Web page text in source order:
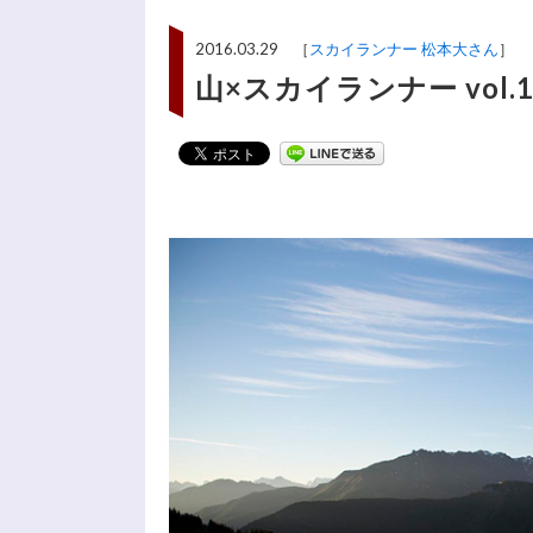
2016.03.29 ［ スカイランナー 松本大さん］
山×スカイランナー vol.1